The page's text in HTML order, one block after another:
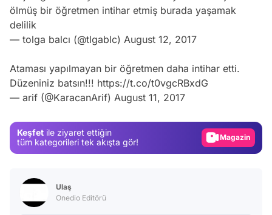
ölmüş bir öğretmen intihar etmiş burada yaşamak
delilik
— tolga balcı (@tlgablc) August 12, 2017
Ataması yapılmayan bir öğretmen daha intihar etti.
Düzeniniz batsın!!! https://t.co/t0vgcRBxdG
— arif (@KaracanArif) August 11, 2017
Keşfet ile ziyaret ettiğin
tüm kategorileri tek akışta gör!
Magazin
Video
Ulaş
Onedio Editörü